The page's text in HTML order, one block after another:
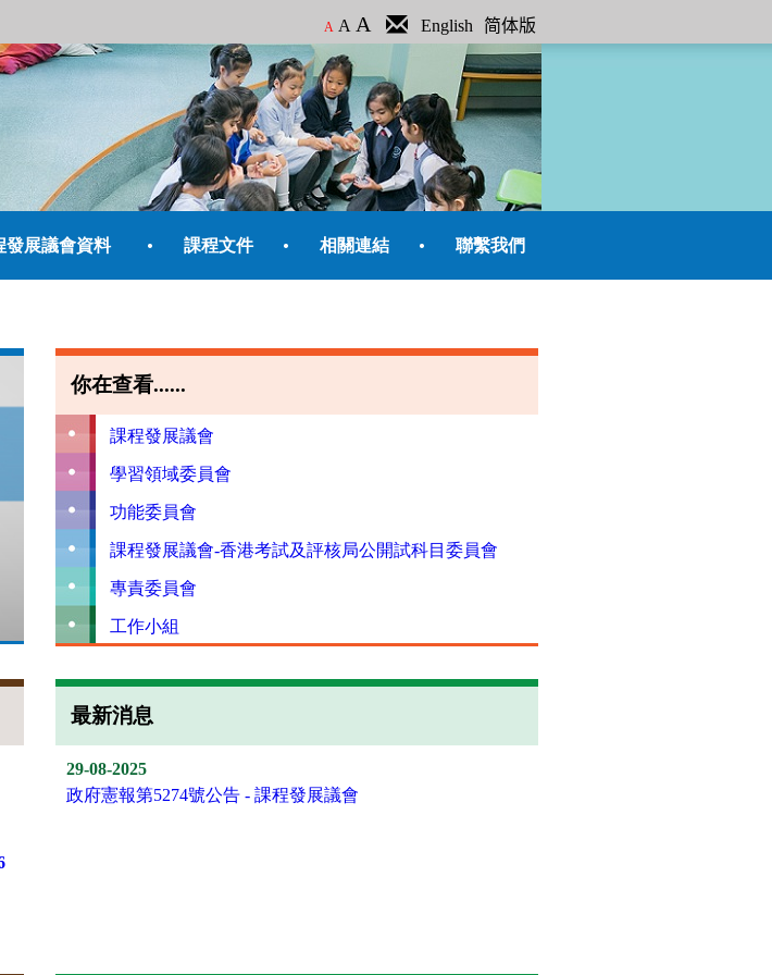
A A A English 简体版
發展議會資料 課程文件 相關連結 聯繫我們
你在查看......
課程發展議會
學習領域委員會
功能委員會
課程發展議會-香港考試及評核局公開試科目委員會
專責委員會
工作小組
最新消息
29-08-2025
政府憲報第5274號公告 - 課程發展議會